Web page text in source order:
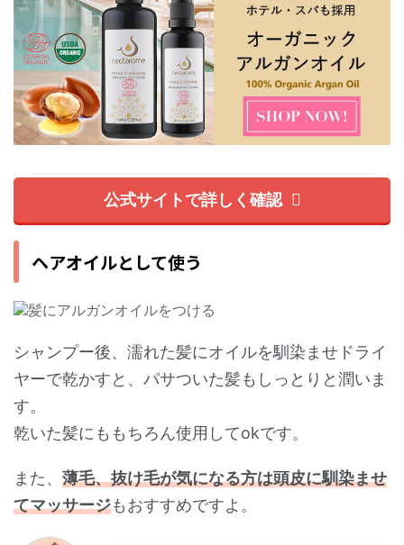
公式サイトで詳しく確認
ヘアオイルとして使う
シャンプー後、濡れた髪にオイルを馴染ませドライ
ヤーで乾かすと、パサついた髪もしっとりと潤いま
す。
乾いた髪にももちろん使用してokです。
また、 薄毛、抜け毛が気になる方は頭皮に馴染ませ
てマッサージもおすすめですよ。